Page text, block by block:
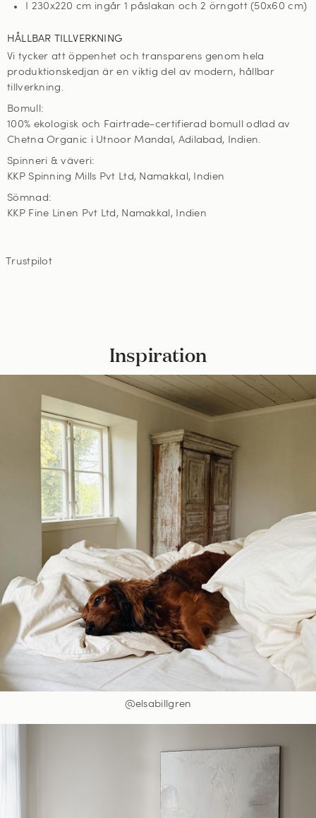
I 230x220 cm ingår 1 påslakan och 2 örngott (50x60 cm)
HÅLLBAR TILLVERKNING
Vi tycker att öppenhet och transparens genom hela
produktionskedjan är en viktig del av modern, hållbar
tillverkning.
Bomull:
100% ekologisk och Fairtrade-certifierad bomull odlad av
Chetna Organic i Utnoor Mandal, Adilabad, Indien.
Spinneri & väveri:
KKP Spinning Mills Pvt Ltd, Namakkal, Indien
Sömnad:
KKP Fine Linen Pvt Ltd, Namakkal, Indien
Trustpilot
Inspiration
@elsabillgren